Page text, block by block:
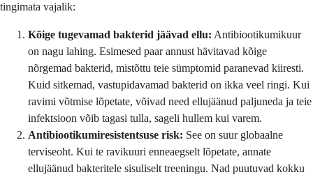
tingimata vajalik:
Kõige tugevamad bakterid jäävad ellu: Antibiootikumikuur
on nagu lahing. Esimesed paar annust hävitavad kõige
nõrgemad bakterid, mistõttu teie sümptomid paranevad kiiresti.
Kuid sitkemad, vastupidavamad bakterid on ikka veel ringi. Kui
ravimi võtmise lõpetate, võivad need ellujäänud paljuneda ja teie
infektsioon võib tagasi tulla, sageli hullem kui varem.
Antibiootikumiresistentsuse risk: See on suur globaalne
terviseoht. Kui te ravikuuri enneaegselt lõpetate, annate
ellujäänud bakteritele sisuliselt treeningu. Nad puutuvad kokku